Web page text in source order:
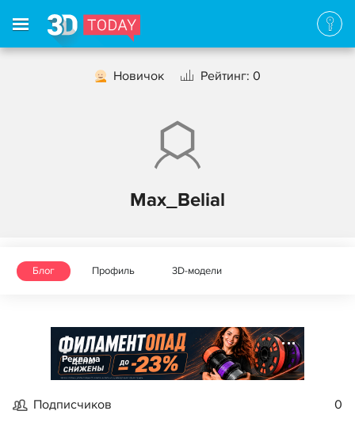
Новичок Рейтинг: 0
Max_Belial
Блог Профиль 3D-модели
Реклама
Подписчиков 0